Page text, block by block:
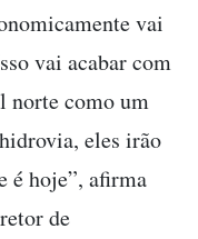
vai
vai acabar com
norte como um
eles irão
é hoje”, afirma
de